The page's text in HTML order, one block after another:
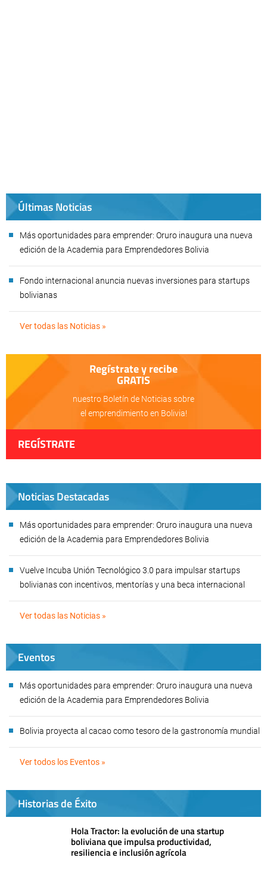
Últimas Noticias
Más oportunidades para emprender: Oruro inaugura una nueva
edición de la Academia para Emprendedores Bolivia
Fondo internacional anuncia nuevas inversiones para startups
bolivianas
Ver todas las Noticias »
Regístrate y recibe
GRATIS
nuestro Boletín de Noticias sobre
el emprendimiento en Bolivia!
REGÍSTRATE
Noticias Destacadas
Más oportunidades para emprender: Oruro inaugura una nueva
edición de la Academia para Emprendedores Bolivia
Vuelve Incuba Unión Tecnológico 3.0 para impulsar startups
bolivianas con incentivos, mentorías y una beca internacional
Ver todas las Noticias »
Eventos
Más oportunidades para emprender: Oruro inaugura una nueva
edición de la Academia para Emprendedores Bolivia
Bolivia proyecta al cacao como tesoro de la gastronomía mundial
Ver todos los Eventos »
Historias de Éxito
Hola Tractor: la evolución de una startup
boliviana que impulsa productividad,
resiliencia e inclusión agrícola